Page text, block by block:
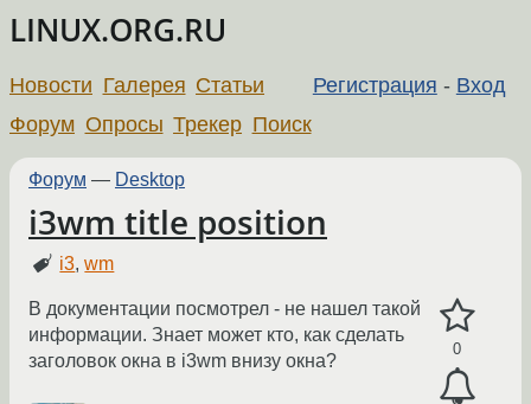
LINUX.ORG.RU
Регистрация - Вход
Новости Галерея Статьи
Форум Опросы Трекер Поиск
Форум — Desktop
i3wm title position
i3,wm
0
В документации посмотрел - не нашел такой
информации. Знает может кто, как сделать
заголовок окна в i3wm внизу окна?